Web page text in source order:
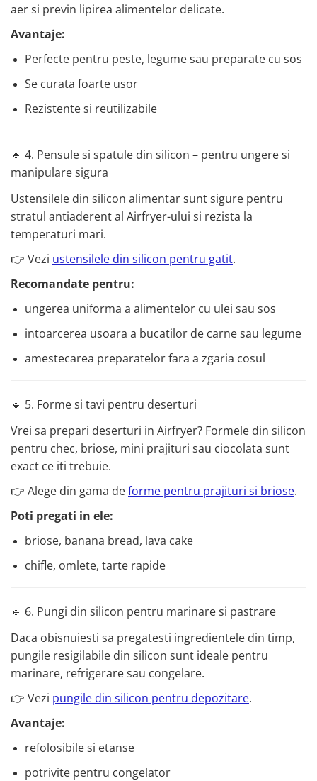
aer si previn lipirea alimentelor delicate.
Avantaje:
Perfecte pentru peste, legume sau preparate cu sos
Se curata foarte usor
Rezistente si reutilizabile
🔹 4. Pensule si spatule din silicon – pentru ungere si
manipulare sigura
Ustensilele din silicon alimentar sunt sigure pentru
stratul antiaderent al Airfryer-ului si rezista la
temperaturi mari.
👉 Vezi ustensilele din silicon pentru gatit.
Recomandate pentru:
ungerea uniforma a alimentelor cu ulei sau sos
intoarcerea usoara a bucatilor de carne sau legume
amestecarea preparatelor fara a zgaria cosul
🔹 5. Forme si tavi pentru deserturi
Vrei sa prepari deserturi in Airfryer? Formele din silicon
pentru chec, briose, mini prajituri sau ciocolata sunt
exact ce iti trebuie.
👉 Alege din gama deforme pentru prajituri si briose.
Poti pregati in ele:
briose, banana bread, lava cake
chifle, omlete, tarte rapide
🔹 6. Pungi din silicon pentru marinare si pastrare
Daca obisnuiesti sa pregatesti ingredientele din timp,
pungile resigilabile din silicon sunt ideale pentru
marinare, refrigerare sau congelare.
👉 Vezi pungile din silicon pentru depozitare.
Avantaje:
refolosibile si etanse
potrivite pentru congelator